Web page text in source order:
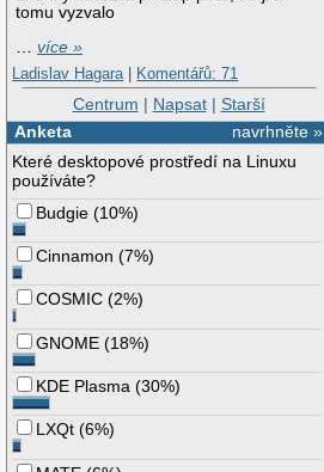
tomu vyzvalo
…více »
Ladislav Hagara | Komentářů: 71
Centrum | Napsat| Starší
navrhněte »
Anketa
Které desktopové prostředí na Linuxu
používáte?
Budgie (10%)
Cinnamon (7%)
COSMIC (2%)
GNOME (18%)
KDE Plasma (30%)
LXQt (6%)